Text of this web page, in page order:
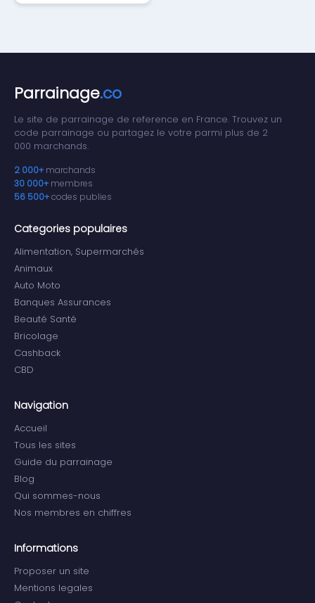
Parrainage.co
Le site de parrainage de reference en France. Trouvez un
code parrainage ou partagez le votre parmi plus de 2
000 marchands.
2 000+ marchands
30 000+ membres
56 500+codes publies
Categories populaires
Alimentation, Supermarchés
Animaux
Auto Moto
Banques Assurances
Beauté Santé
Bricolage
Cashback
CBD
Navigation
Accueil
Tous les sites
Guide du parrainage
Blog
Qui sommes-nous
Nos membres en chiffres
Informations
Proposer un site
Mentions legales